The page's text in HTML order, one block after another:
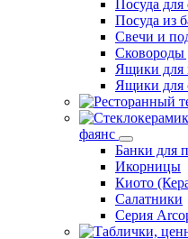
Посуда для
Посуда из
Свечи и
Сковороды
Ящики для
Ящики для
фаянс
Банки для
Икорницы
Киото
Салатники
Серия